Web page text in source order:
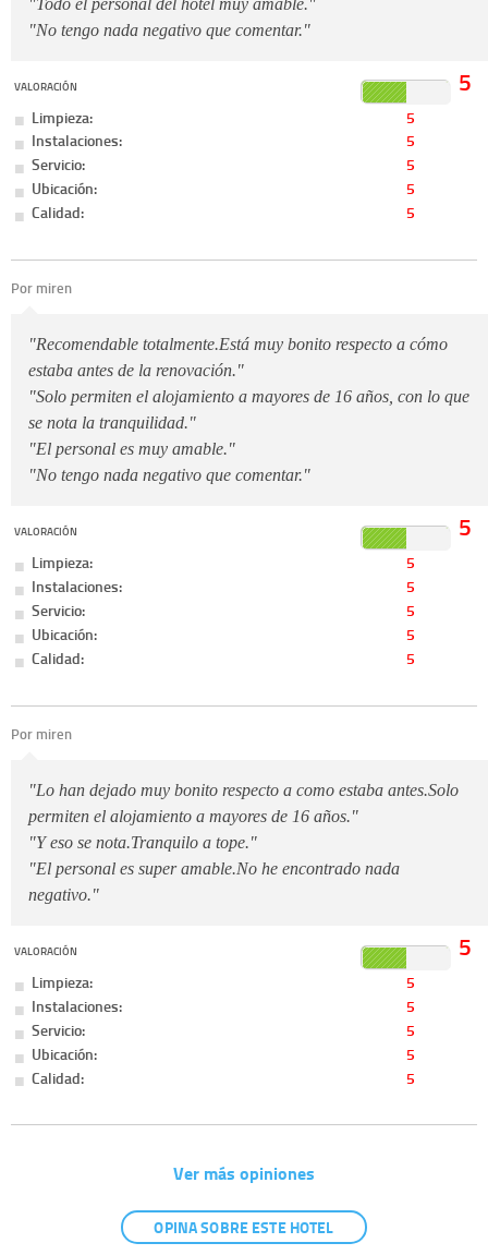
"No tengo nada negativo que comentar."
VALORACIÓN 5
Limpieza:
5
Instalaciones:
5
Servicio:
5
Ubicación:
5
Calidad:
5
Por miren
"Recomendable totalmente.Está muy bonito respecto a cómo
estaba antes de la renovación."
"Solo permiten el alojamiento a mayores de 16 años, con lo que
se nota la tranquilidad."
"El personal es muy amable."
"No tengo nada negativo que comentar."
VALORACIÓN 5
Limpieza:
5
Instalaciones:
5
Servicio:
5
Ubicación:
5
Calidad:
5
Por miren
"Lo han dejado muy bonito respecto a como estaba antes.Solo
permiten el alojamiento a mayores de 16 años."
"Y eso se nota.Tranquilo a tope."
"El personal es super amable.No he encontrado nada
negativo."
VALORACIÓN 5
Limpieza:
5
Instalaciones:
5
Servicio:
5
Ubicación:
5
Calidad:
5
Ver más opiniones
OPINA SOBRE ESTE HOTEL